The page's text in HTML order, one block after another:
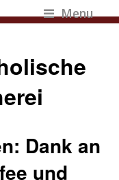
Menu
Dank an
und